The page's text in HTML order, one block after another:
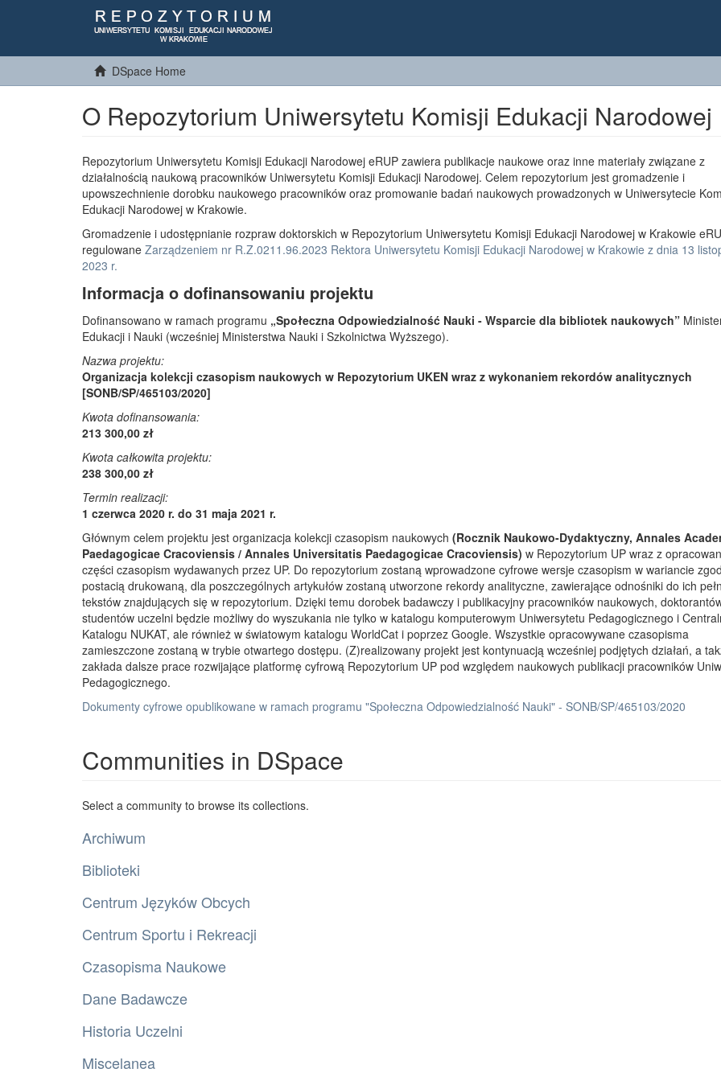
DSpace Home
O Repozytorium Uniwersytetu Komisji Edukacji Narodowej
Repozytorium Uniwersytetu Komisji Edukacji Narodowej eRUP zawiera publikacje naukowe oraz inne materiały związane z
działalnością naukową pracowników Uniwersytetu Komisji Edukacji Narodowej. Celem repozytorium jest gromadzenie i
upowszechnienie dorobku naukowego pracowników oraz promowanie badań naukowych prowadzonych w Uniwersytecie
Edukacji Narodowej w Krakowie.
Gromadzenie i udostępnianie rozpraw doktorskich w Repozytorium Uniwersytetu Komisji Edukacji Narodowej w Krakowie
regulowane Zarządzeniem nr R.Z.0211.96.2023 Rektora Uniwersytetu Komisji Edukacji Narodowej w Krakowie z dnia 13
2023 r.
Informacja o dofinansowaniu projektu
Dofinansowano w ramach programu „Społeczna Odpowiedzialność Nauki - Wsparcie dla bibliotek naukowych”
Edukacji i Nauki (wcześniej Ministerstwa Nauki i Szkolnictwa Wyższego).
Nazwa projektu:
Organizacja kolekcji czasopism naukowych w Repozytorium UKEN wraz z wykonaniem rekordów analitycznych
[SONB/SP/465103/2020]
Kwota dofinansowania:
213 300,00 zł
Kwota całkowita projektu:
238 300,00 zł
Termin realizacji:
1 czerwca 2020 r. do 31 maja 2021 r.
Głównym celem projektu jest organizacja kolekcji czasopism naukowych (Rocznik Naukowo-Dydaktyczny, Annales
Paedagogicae Cracoviensis / Annales Universitatis Paedagogicae Cracoviensis) w Repozytorium UP wraz z
części czasopism wydawanych przez UP. Do repozytorium zostaną wprowadzone cyfrowe wersje czasopism w wariancie
postacią drukowaną, dla poszczególnych artykułów zostaną utworzone rekordy analityczne, zawierające odnośniki do ich
tekstów znajdujących się w repozytorium. Dzięki temu dorobek badawczy i publikacyjny pracowników naukowych,
studentów uczelni będzie możliwy do wyszukania nie tylko w katalogu komputerowym Uniwersytetu Pedagogicznego i
Katalogu NUKAT, ale również w światowym katalogu WorldCat i poprzez Google. Wszystkie opracowywane czasopisma
zamieszczone zostaną w trybie otwartego dostępu. (Z)realizowany projekt jest kontynuacją wcześniej podjętych działań, a
zakłada dalsze prace rozwijające platformę cyfrową Repozytorium UP pod względem naukowych publikacji pracowników
Pedagogicznego.
Dokumenty cyfrowe opublikowane w ramach programu "Społeczna Odpowiedzialność Nauki" - SONB/SP/465103/2020
Communities in DSpace
Select a community to browse its collections.
Archiwum
Biblioteki
Centrum Języków Obcych
Centrum Sportu i Rekreacji
Czasopisma Naukowe
Dane Badawcze
Historia Uczelni
Miscelanea